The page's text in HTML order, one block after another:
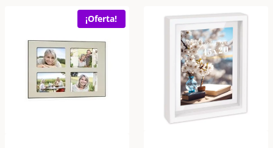
10×15
Blanco
cantidad
¡Oferta!